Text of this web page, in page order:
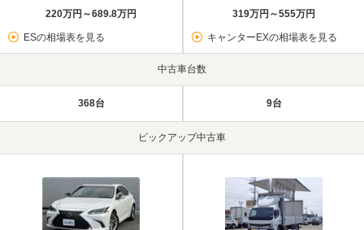
220万円～689.8万円
ESの相場表を見る
319万円～555万円
キャンターEXの相場表を見る
中古車台数
368台 9台
ピックアップ中古車